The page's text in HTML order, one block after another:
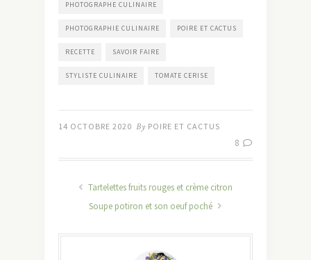
PHOTOGRAPHE CULINAIRE
PHOTOGRAPHIE CULINAIRE POIRE ET CACTUS
RECETTE SAVOIR FAIRE
STYLISTE CULINAIRE TOMATE CERISE
14 OCTOBRE 2020 By POIRE ET CACTUS
8
Tartelettes fruits rouges et crème citron
Soupe potiron et son oeuf poché